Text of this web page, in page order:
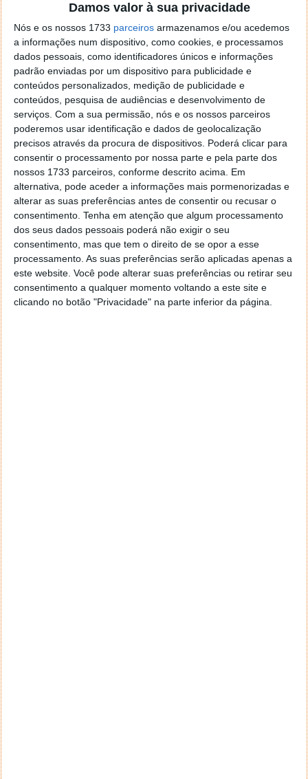
Damos valor à sua privacidade
Nós e os nossos 1733 parceiros armazenamos e/ou acedemos
a informações num dispositivo, como cookies, e processamos
dados pessoais, como identificadores únicos e informações
padrão enviadas por um dispositivo para publicidade e
conteúdos personalizados, medição de publicidade e
conteúdos, pesquisa de audiências e desenvolvimento de
serviços. Com a sua permissão, nós e os nossos parceiros
poderemos usar identificação e dados de geolocalização
precisos através da procura de dispositivos. Poderá clicar para
consentir o processamento por nossa parte e pela parte dos
nossos 1733 parceiros, conforme descrito acima. Em
alternativa, pode aceder a informações mais pormenorizadas e
alterar as suas preferências antes de consentir ou recusar o
consentimento. Tenha em atenção que algum processamento
dos seus dados pessoais poderá não exigir o seu
consentimento, mas que tem o direito de se opor a esse
processamento. As suas preferências serão aplicadas apenas a
este website. Você pode alterar suas preferências ou retirar seu
consentimento a qualquer momento voltando a este site e
clicando no botão "Privacidade" na parte inferior da página.
Este artigo tem mais de um ano
Acompanhe o Pplware no Google Notícias
Proponha uma correção, faça uma sugestão
Autor:Pedro Pinto
Tags: 2G 3G nokia
PRÓXIMO ARTIGO
Análise: AOC Agon AG352UCG, um super monitor